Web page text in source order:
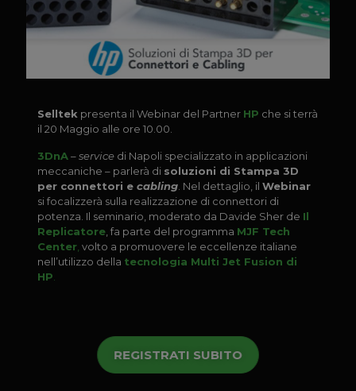
Selltek presenta il Webinar del Partner HP che si terrà
il 20 Maggio alle ore 10.00.
3DnA–servicedi Napoli specializzato in applicazioni
meccaniche – parlerà di soluzioni di Stampa 3D
per connettori e cabling. Nel dettaglio, il Webinar
si focalizzerà sulla realizzazione di connettori di
potenza. Il seminario, moderato da Davide Sher de Il
Replicatore, fa parte del programma MJF Tech
Center, volto a promuovere le eccellenze italiane
nell’utilizzo della tecnologia Multi Jet Fusion di
HP
REGISTRATI SUBITO